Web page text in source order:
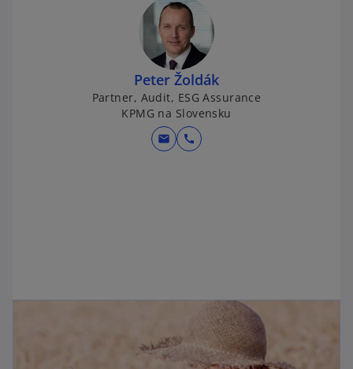
Peter Žoldák
Partner, Audit, ESG Assurance
KPMG na Slovensku
mail call